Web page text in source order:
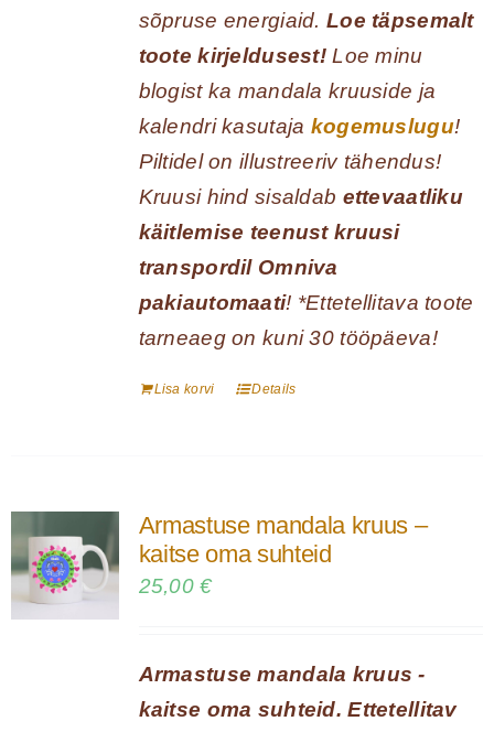
sõpruse energiaid. Loe täpsemalt
toote kirjeldusest!Loe minu
blogist ka mandala kruuside ja
kalendri kasutaja kogemuslugu!
Piltidel on illustreeriv tähendus!
Kruusi hind sisaldab ettevaatliku
käitlemise teenust kruusi
transpordil Omniva
pakiautomaati! *Ettetellitava toote
tarneaeg on kuni 30 tööpäeva!
Lisa korvi Details
Armastuse mandala kruus –
kaitse oma suhteid
25,00€
Armastuse mandala kruus -
kaitse oma suhteid. Ettetellitav